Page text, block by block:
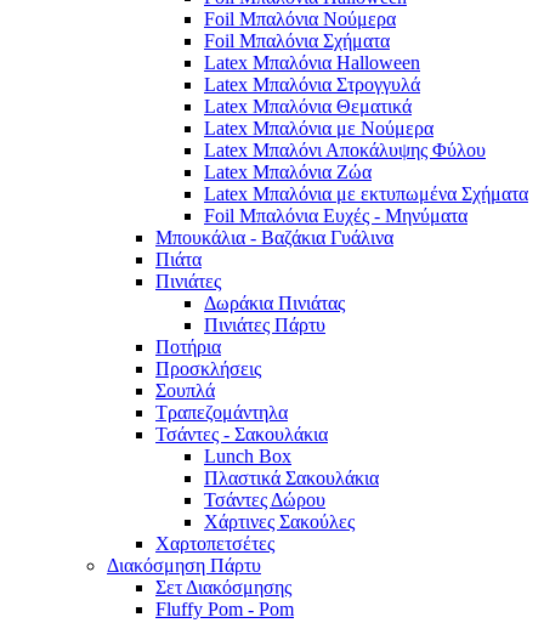
Foil Μπαλόνια Νούμερα
Foil Μπαλόνια Σχήματα
Latex Μπαλόνια Halloween
Latex Μπαλόνια Στρογγυλά
Latex Μπαλόνια Θεματικά
Latex Μπαλόνια με Νούμερα
Latex Μπαλόνι Αποκάλυψης Φύλου
Latex Μπαλόνια Ζώα
Latex Μπαλόνια με εκτυπωμένα Σχήματα
Foil Μπαλόνια Ευχές - Μηνύματα
Μπουκάλια - Βαζάκια Γυάλινα
Πιάτα
Πινιάτες
Δωράκια Πινιάτας
Πινιάτες Πάρτυ
Ποτήρια
Προσκλήσεις
Σουπλά
Τραπεζομάντηλα
Τσάντες - Σακουλάκια
Lunch Box
Πλαστικά Σακουλάκια
Τσάντες Δώρου
Χάρτινες Σακούλες
Χαρτοπετσέτες
Διακόσμηση Πάρτυ
Σετ Διακόσμησης
Fluffy Pom - Pom